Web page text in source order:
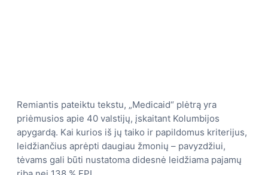
Remiantis pateiktu tekstu, „Medicaid“ plėtrą yra
priėmusios apie 40 valstijų, įskaitant Kolumbijos
apygardą. Kai kurios iš jų taiko ir papildomus kriterijus,
leidžiančius aprėpti daugiau žmonių – pavyzdžiui,
tėvams gali būti nustatoma didesnė leidžiama pajamų